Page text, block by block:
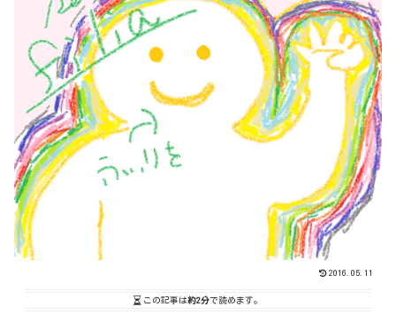
2016.05.11
この記事は約2分で読めます。